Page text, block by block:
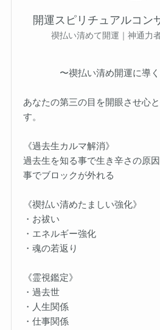
開運スピリチュアルコン
禊払い清めて開運｜神通力
〜禊払い清め開運に導く
あなたの第三の目を開眼させ心
す。
《過去生カルマ解消》
過去生を知る事で生き辛さの原
事でブロックが外れる
《禊払い清めたましい強化》
・お祓い
・エネルギー強化
・魂の若返り
《霊視鑑定》
・過去世
・人生関係
・仕事関係